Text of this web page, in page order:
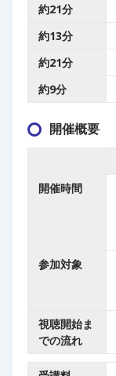
約21分
約13分
約21分
約9分
開催概要
開催時間
参加対象
視聴開始ま
での流れ